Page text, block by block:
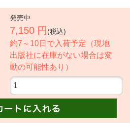
発売中
7,150 円 (税込)
約7～10日で入荷予定（現地
出版社に在庫がない場合は変
動の可能性あり）